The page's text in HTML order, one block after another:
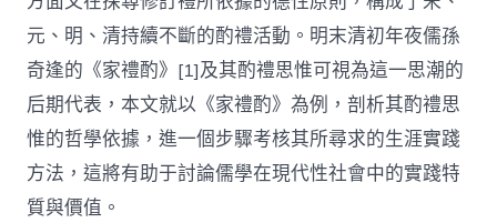
元、明、清持續不斷的酌禮活動。明末清初年夜儒孫
奇逢的《家禮酌》[1]及其酌禮思惟可視為這一思潮的
后期代表，本文就以《家禮酌》為例，剖析其酌禮思
惟的哲學依據，進一個步驟考核其所尋求的生涯實踐
方法，這將有助于討論儒學在現代性社會中的實踐特
質與價值。